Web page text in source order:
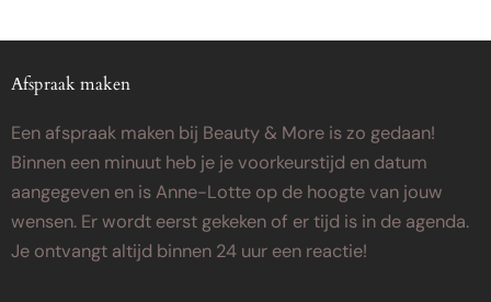
Afspraak maken
Een afspraak maken bij Beauty & More is zo gedaan!
Binnen een minuut heb je je voorkeurstijd en datum
aangegeven en is Anne-Lotte op de hoogte van jouw
wensen. Er wordt eerst gekeken of er tijd is in de agenda.
Je ontvangt altijd binnen 24 uur een reactie!